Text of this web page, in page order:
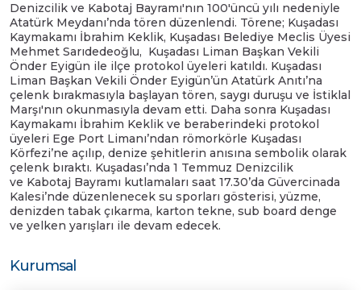
Denizcilik ve Kabotaj Bayramı'nın 100'üncü yılı nedeniyle
Atatürk Meydanı’nda tören düzenlendi. Törene; Kuşadası
Kaymakamı İbrahim Keklik, Kuşadası Belediye Meclis Üyesi
Mehmet Sarıdedeoğlu, Kuşadası Liman Başkan Vekili
Önder Eyigün ile ilçe protokol üyeleri katıldı. Kuşadası
Liman Başkan Vekili Önder Eyigün’ün Atatürk Anıtı’na
çelenk bırakmasıyla başlayan tören, saygı duruşu ve İstiklal
Marşı'nın okunmasıyla devam etti. Daha sonra Kuşadası
Kaymakamı İbrahim Keklik ve beraberindeki protokol
üyeleri Ege Port Limanı’ndan römorkörle Kuşadası
Körfezi’ne açılıp, denize şehitlerin anısına sembolik olarak
çelenk bıraktı. Kuşadası’nda 1 Temmuz Denizcilik
ve Kabotaj Bayramı kutlamaları saat 17.30’da Güvercinada
Kalesi’nde düzenlenecek su sporları gösterisi, yüzme,
denizden tabak çıkarma, karton tekne, sub board denge
ve yelken yarışları ile devam edecek.
Kurumsal